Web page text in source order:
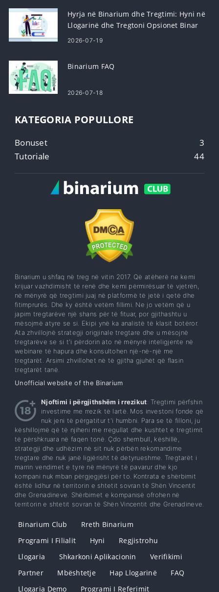
Hyrja në Binarium dhe Tregtimi: Hyni në
Llogarinë dhe Tregtoni Opsionet Binar
2026-07-19
Binarium FAQ
2026-07-18
KATEGORIA POPULLORE
Bonuset
3
Tutoriale
44
Binarium u shfaq në treg në vitin 2017. Që atëherë ne kemi
krijuar vazhdimisht të renë dhe kemi përmirësuar të vjetrën,
në mënyrë që tregtimi juaj në platformë të jetë i qetë dhe
fitimprurës. Dhe ky është vetëm fillimi. Ne jo vetëm që u
japim tregtarëve një shans për të fituar, por gjithashtu u
mësojmë atyre se si. Ekipi ynë ka analistë të klasit botëror.
Ata zhvillojnë strategji origjinale tregtare dhe u mësojnë
tregtarëve se si t'i përdorin ato në mënyrë inteligjente në
webinare të hapura dhe konsultohen një-në-një me
tregtarët. Arsimi zhvillohet në të gjitha gjuhët që flasin
tregtarët tanë.
Unofficial website of the Binarium
Njoftimi i përgjithshëm i rrezikut: Tregtimi përfshin
investime me rrezik të lartë. Mos investoni fonde që
nuk jeni të përgatitur t'i humbni. Para se të filloni, ju
këshillojmë që të njiheni me rregullat dhe kushtet e tregtimit
të përshkruara në faqen tonë. Çdo shembull, këshillë,
strategji dhe udhëzim në sit nuk përbën rekomandime
tregtare dhe nuk janë ligjërisht të detyrueshme. Tregtarët i
marrin vendimet e tyre në mënyrë të pavarur dhe kjo
kompani nuk mban përgjegjësi për to. Kontrata e shërbimit
është lidhur në territorin e shtetit sovran të Shën Vincentit
dhe Grenadineve. Shërbimet e kompanisë ofrohen në
territorin e shtetit sovran të Shën Vincentit dhe Grenadineve.
Binarium Club
Rreth Binarium
Programi I Filialit
Hyni
Regjistrohu
Llogaria
Shkarkoni Aplikacionin
Verifikimi
Partner
Mbështetje Hap Llogarinë
FAQ
Llogaria Demo
Programi I Referimit